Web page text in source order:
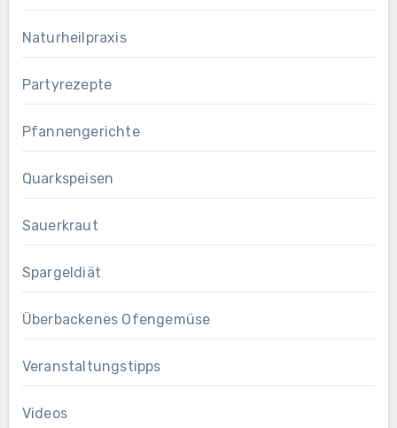
Naturheilpraxis
Partyrezepte
Pfannengerichte
Quarkspeisen
Sauerkraut
Spargeldiät
Überbackenes Ofengemüse
Veranstaltungstipps
Videos